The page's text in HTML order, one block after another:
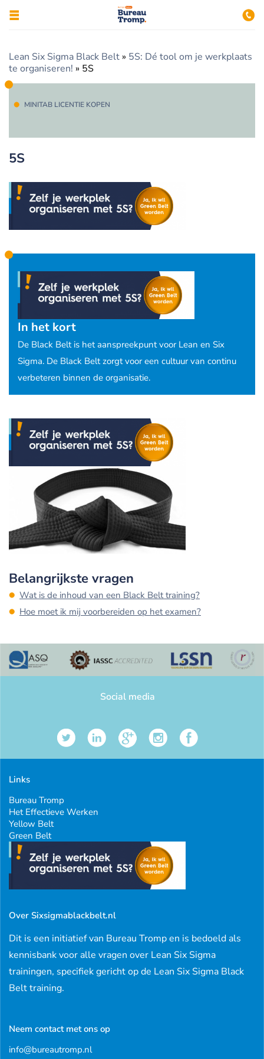
Lean Six Sigma Black Belt » 5S: Dé tool om je werkplaats
te organiseren! » 5S
MINITAB LICENTIE KOPEN
5S
In het kort
De Black Belt is het aanspreekpunt voor Lean en Six
Sigma. De Black Belt zorgt voor een cultuur van continu
verbeteren binnen de organisatie.
Belangrijkste vragen
Wat is de inhoud van een Black Belt training?
Hoe moet ik mij voorbereiden op het examen?
Social media
Links
Bureau Tromp
Het Effectieve Werken
Yellow Belt
Green Belt
Over Sixsigmablackbelt.nl
Dit is een initiatief van Bureau Tromp en is bedoeld als
kennisbank voor alle vragen over Lean Six Sigma
trainingen, specifiek gericht op de Lean Six Sigma Black
Belt training.
Neem contact met ons op
info@bureautromp.nl